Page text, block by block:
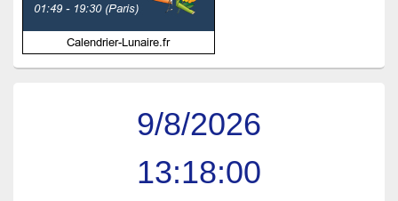
9/8/2026
13:18:01